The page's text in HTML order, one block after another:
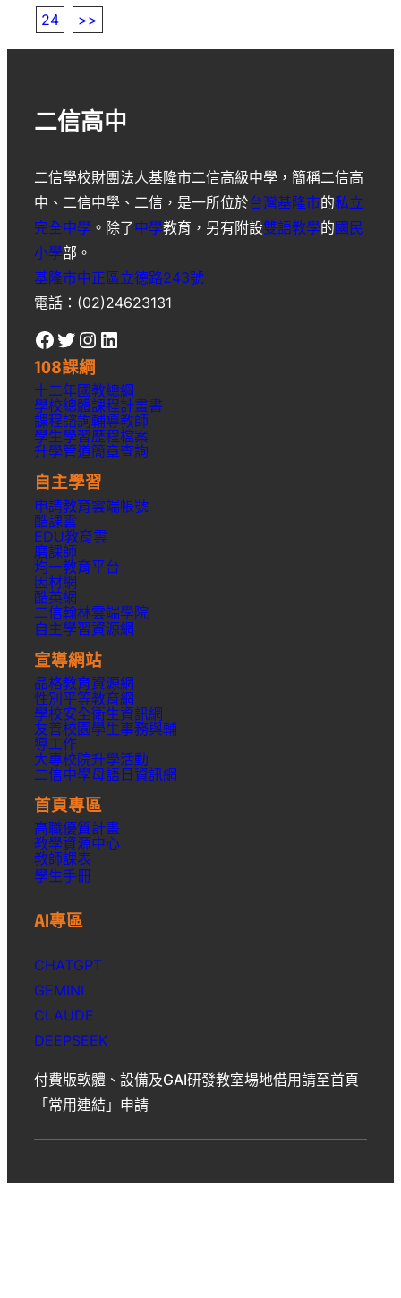
24 >>
二信高中
二信學校財團法人基隆市二信高級中學 ，簡稱二信高
中 、 二信中學 、 二信 ，是一所位於台灣基隆市的私立
完全中學 。除了中學教育，另有附設雙語教學的國民
小學部。
基隆市中正區立德路243號
電話：(02)24623131
Facebook Twitter Instagram LinkedIn
108課綱
十二年國教總綱
學校總體課程計畫書
課程諮詢輔導教師
學生學習歷程檔案
升學管道簡章查詢
自主學習
申請教育雲端帳號
酷課雲
EDU教育雲
磨課師
均一教育平台
因材網
酷英網
二信翰林雲端學院
自主學習資源網
宣導網站
品格教育資源網
性別平等教育網
學校安全衛生資訊網
友善校園學生事務與輔
導工作
大專校院升學活動
二信中學母語日資訊網
首頁專區
高職優質計畫
教學資源中心
教師課表
學生手冊
AI專區
CHATGPT
GEMINI
CLAUDE
DEEPSEEK
付費版軟體、設備及GAI研發教室場地借用請至首頁
「常用連結」申請